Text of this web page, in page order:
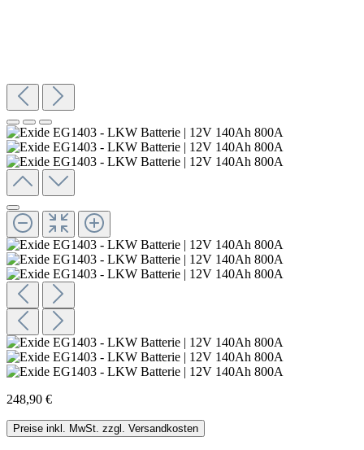
248,90 €
Preise inkl. MwSt. zzgl. Versandkosten